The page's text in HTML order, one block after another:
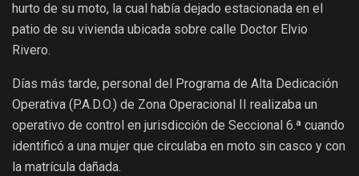
hurto de su moto, la cual había dejado estacionada en el
patio de su vivienda ubicada sobre calle Doctor Elvio
Rivero.
Días más tarde, personal del Programa de Alta Dedicación
Operativa (P.A.D.O.) de Zona Operacional II realizaba un
operativo de control en jurisdicción de Seccional 6.ª cuando
identificó a una mujer que circulaba en moto sin casco y con
la matrícula dañada.